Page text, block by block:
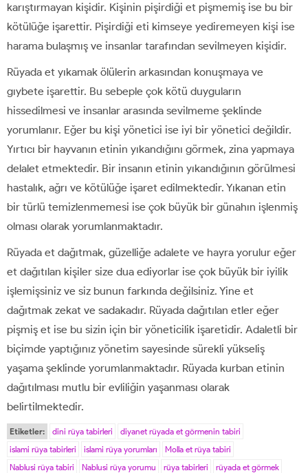
karıştırmayan kişidir. Kişinin pişirdiği et pişmemiş ise bu bir
kötülüğe işarettir. Pişirdiği eti kimseye yediremeyen kişi ise
harama bulaşmış ve insanlar tarafından sevilmeyen kişidir.
Rüyada et yıkamak ölülerin arkasından konuşmaya ve
gıybete işarettir. Bu sebeple çok kötü duyguların
hissedilmesi ve insanlar arasında sevilmeme şeklinde
yorumlanır. Eğer bu kişi yönetici ise iyi bir yönetici değildir.
Yırtıcı bir hayvanın etinin yıkandığını görmek, zina yapmaya
delalet etmektedir. Bir insanın etinin yıkandığının görülmesi
hastalık, ağrı ve kötülüğe işaret edilmektedir. Yıkanan etin
bir türlü temizlenmemesi ise çok büyük bir günahın işlenmiş
olması olarak yorumlanmaktadır.
Rüyada et dağıtmak, güzelliğe adalete ve hayra yorulur eğer
et dağıtılan kişiler size dua ediyorlar ise çok büyük bir iyilik
işlemişsiniz ve siz bunun farkında değilsiniz. Yine et
dağıtmak zekat ve sadakadır. Rüyada dağıtılan etler eğer
pişmiş et ise bu sizin için bir yöneticilik işaretidir. Adaletli bir
biçimde yaptığınız yönetim sayesinde sürekli yükseliş
yaşama şeklinde yorumlanmaktadır. Rüyada kurban etinin
dağıtılması mutlu bir evliliğin yaşanması olarak
belirtilmektedir.
Etiketler: dini rüya tabirleri
diyanet rüyada et görmenin tabiri
islami rüya tabirleri
islami rüya yorumları
Molla et rüya tabiri
Nablusi rüya tabiri
Nablusi rüya yorumu rüya tabirleri
rüyada et görmek